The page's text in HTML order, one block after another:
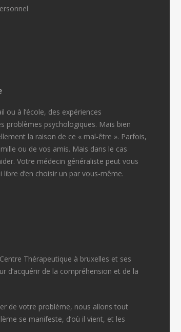
ou à l’école, des expériences
problèmes psychologiques. Mais bien
la raison de ce « mal-être ». Parfois,
ou de vos amis. Mais dans le cas
Votre médecin généraliste peut vous
d’en choisir un par vous-même.
Thérapeutique à bruxelles et ses
d’acquérir de la compréhension et de la
de votre problème, nous allons tout
se manifeste, d’où il vient, et les